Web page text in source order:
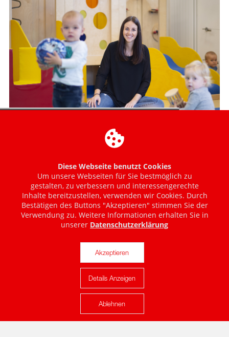
Karte anzeigen
Diese Webseite benutzt Cookies
Um unsere Webseiten für Sie bestmöglich zu
gestalten, zu verbessern und interessengerechte
Inhalte bereitzustellen, verwenden wir Cookies. Durch
Bestätigen des Buttons "Akzeptieren" stimmen Sie der
Verwendung zu. Weitere Informationen erhalten Sie in
unserer Datenschutzerklärung
Akzeptieren
Details Anzeigen
Ablehnen